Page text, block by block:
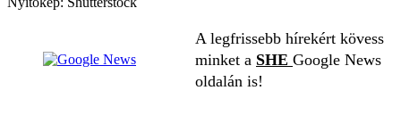
A legfrissebb hírekért kövess
minket a SHE Google News
oldalán is!